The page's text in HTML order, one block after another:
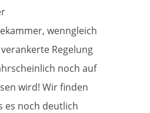
wenngleich
Regelung
noch auf
wird! Wir finden
es noch deutlich